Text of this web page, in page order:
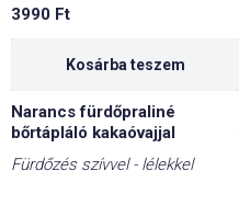
3990 Ft
Kosárba teszem
Narancs fürdőpraliné
bőrtápláló kakaóvajjal
Fürdőzés szívvel - lélekkel